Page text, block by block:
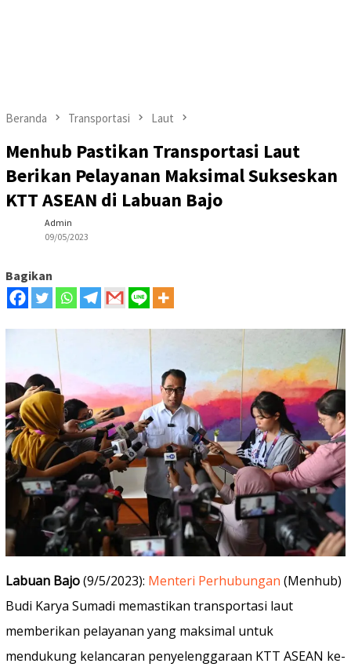
Beranda Transportasi Laut
Menhub Pastikan Transportasi Laut
Berikan Pelayanan Maksimal Sukseskan
KTT ASEAN di Labuan Bajo
Admin
09/05/2023
Bagikan
Labuan Bajo(9/5/2023): Menteri Perhubungan (Menhub)
Budi Karya Sumadi memastikan transportasi laut
memberikan pelayanan yang maksimal untuk
mendukung kelancaran penyelenggaraan KTT ASEAN ke-